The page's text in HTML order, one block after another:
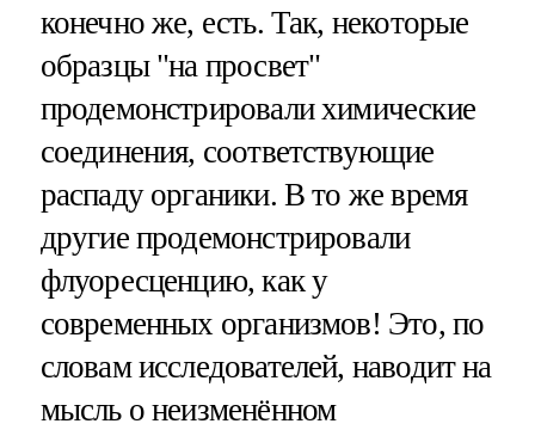
конечно же, есть. Так, некоторые
образцы "на просвет"
продемонстрировали химические
соединения, соответствующие
распаду органики. В то же время
другие продемонстрировали
флуоресценцию, как у
современных организмов! Это, по
словам исследователей, наводит на
мысль о неизменённом